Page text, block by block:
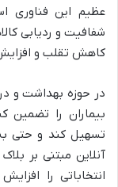
عظیم این فناوری
شفافیت و ردیابی
کاهش تقلب و
در حوزه بهداشت و
بیماران را تضمین
تسهیل کند و حتی
آنلاین مبتنی بر
انتخاباتی را